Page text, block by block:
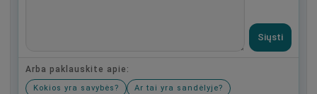
Siųsti
Arba paklauskite apie:
Kokios yra savybės?
Ar tai yra sandėlyje?